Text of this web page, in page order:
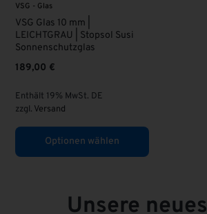
VSG - Glas
VSG Glas 10 mm |
LEICHTGRAU | Stopsol Susi
Sonnenschutzglas
189,00 €
Enthält 19% MwSt. DE
zzgl. Versand
Optionen wählen
Unsere